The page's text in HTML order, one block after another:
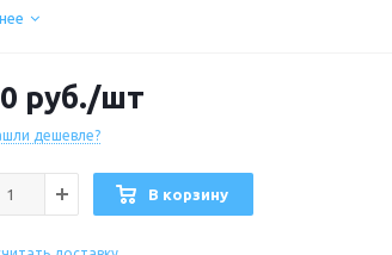
диаметром 38 мм
руб./шт
дешевле?
В корзину